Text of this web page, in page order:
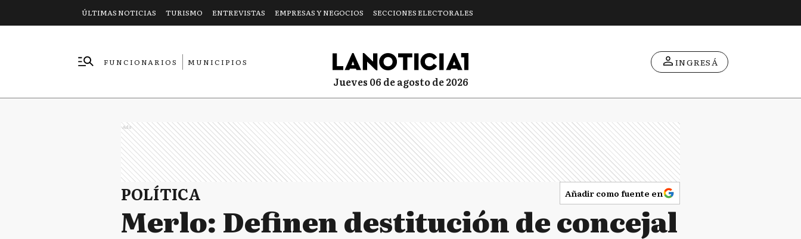
ÚLTIMAS NOTICIAS TURISMO ENTREVISTAS EMPRESAS Y NEGOCIOS SECCIONES ELECTORALES
FUNCIONARIOS
MUNICIPIOS
jueves 06 de agosto de 2026
INGRESÁ
Ads
POLÍTICA Añadir como fuente en
Merlo: Definen destitución de concejal